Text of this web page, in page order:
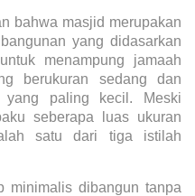
bahwa masjid merupakan
yang didasarkan
menampung jamaah
berukuran sedang dan
yang paling kecil. Meski
seberapa luas ukuran
satu dari tiga istilah
minimalis dibangun tanpa